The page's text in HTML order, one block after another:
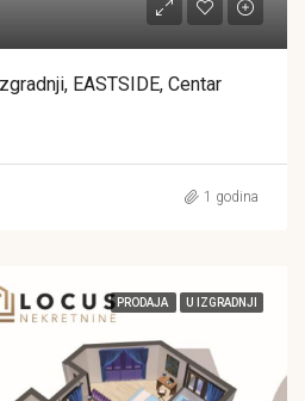
EASTSIDE, Centar
1 godina
PRODAJA U IZGRADNJI